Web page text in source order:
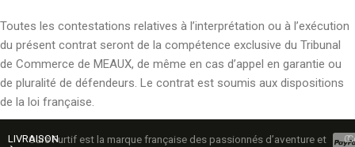
Toutes les contestations relatives à l’interprétation ou à l’exécution
du présent contrat seront de la compétence exclusive du Tribunal
de Commerce de MEAUX, de même en cas d’appel en garantie ou
de pluralité de défendeurs. Le contrat est soumis aux dispositions
de la loi française.
LIVRAISON
Ours Furtif est la marque française des passionnés d’aventure et
C